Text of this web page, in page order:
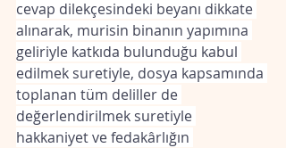
cevap dilekçesindeki beyanı dikkate
alınarak, murisin binanın yapımına
geliriyle katkıda bulunduğu kabul
edilmek suretiyle, dosya kapsamında
toplanan tüm deliller de
değerlendirilmek suretiyle
hakkaniyet ve fedakârlığın